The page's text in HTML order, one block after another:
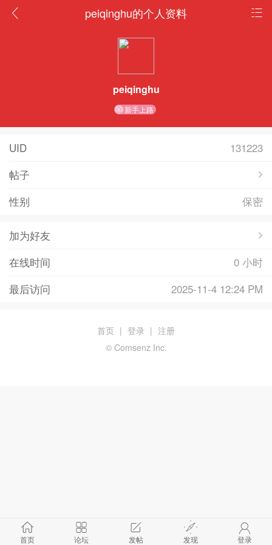
peiqinghu的个人资料
peiqinghu
新手上路
UID
131223
帖子
性别
保密
加为好友
在线时间
0 小时
最后访问
2025-11-4 12:24 PM
首页 论坛 发帖 发现 登录
首页 | 登录 | 注册
© Comsenz Inc.